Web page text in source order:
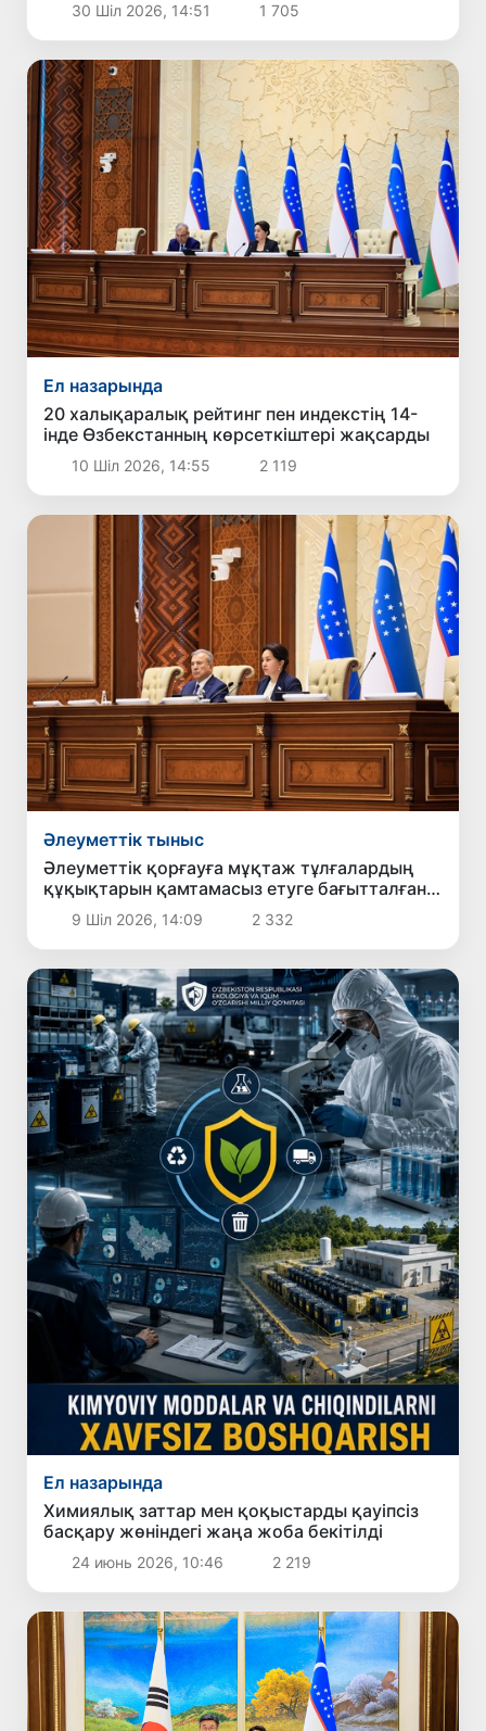
30 Шіл 2026, 14:51 1 705
Ел назарында
20 халықаралық рейтинг пен индекстің 14-
інде Өзбекстанның көрсеткіштері жақсарды
10 Шіл 2026, 14:55 2 119
Әлеуметтік тыныс
Әлеуметтік қорғауға мұқтаж тұлғалардың
құқықтарын қамтамасыз етуге бағытталған
заң мақұлданды
9 Шіл 2026, 14:09 2 332
Ел назарында
Химиялық заттар мен қоқыстарды қауіпсіз
басқару жөніндегі жаңа жоба бекітілді
24 июнь 2026, 10:46 2 219